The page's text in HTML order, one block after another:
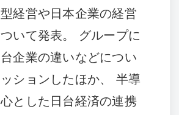
経営や日本企業の経営
いて発表。 グループに
企業の違いなどについ
ションしたほか、 半導
とした日台経済の連携